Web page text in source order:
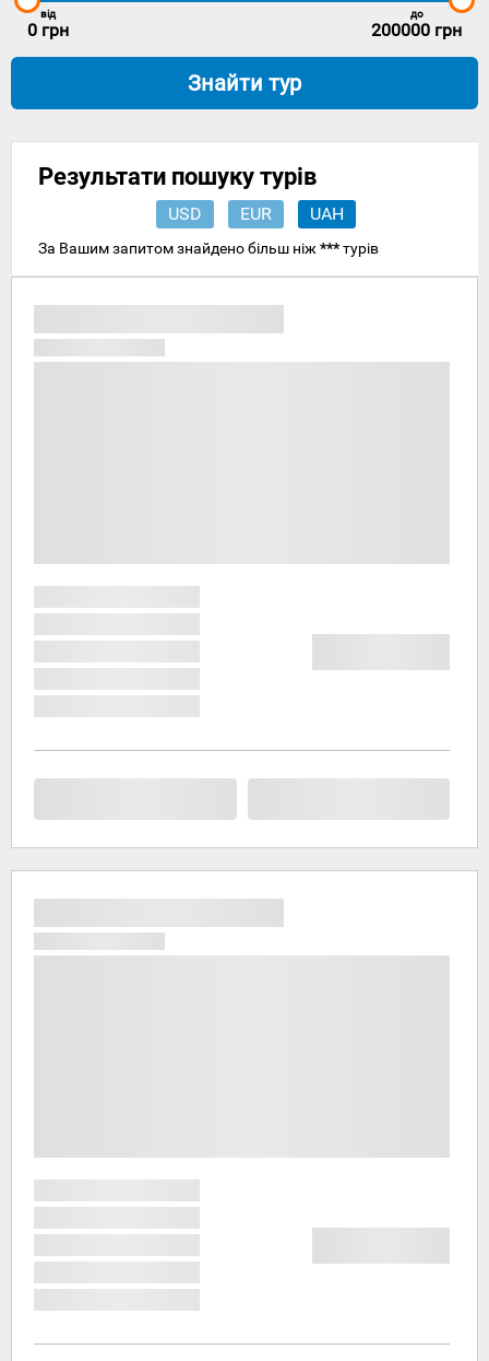
від
0 грн
до
200000 грн
Знайти тур
Результати пошуку турів
USD EUR UAH
За Вашим запитом знайдено більш ніж ***турів